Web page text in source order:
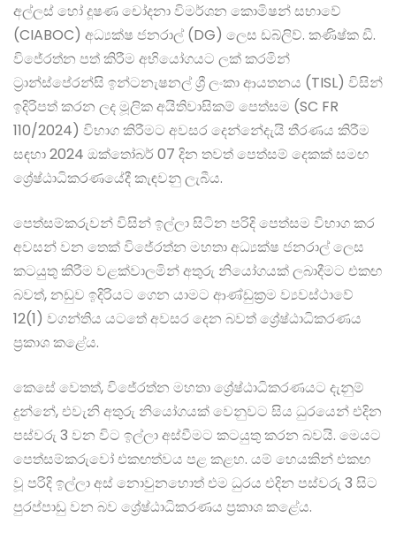
අල්ලස් හෝ දූෂණ චෝදනා විමර්ශන කොමිෂන් සභාවේ
(CIABOC) අධ්‍යක්ෂ ජනරාල් (DG) ලෙස ඩබ්ලිව්. කණිෂ්ක ඩී.
විජේරත්න පත් කිරීම අභියෝගයට ලක් කරමින්
ට්‍රාන්ස්පේරන්සි ඉන්ටනැෂනල් ශ්‍රී ලංකා ආයතනය (TISL) විසින්
ඉදිරිපත් කරන ලද මූලික අයිතිවාසිකම් පෙත්සම (SC FR
110/2024) විභාග කිරීමට අවසර දෙන්නේදැයි තීරණය කිරීම
සඳහා 2024 ඔක්තෝබර් 07 දින තවත් පෙත්සම් දෙකක් සමඟ
ශ්‍රේෂ්ඨාධිකරණයේදී කැඳවනු ලැබීය.
පෙත්සම්කරුවන් විසින් ඉල්ලා සිටින පරිදි පෙත්සම විභාග කර
අවසන් වන තෙක් විජේරත්න මහතා අධ්‍යක්ෂ ජනරාල් ලෙස
කටයුතු කිරීම වළක්වාලමින් අතුරු නියෝගයක් ලබාදීමට එකඟ
බවත්, නඩුව ඉදිරියට ගෙන යාමට ආණ්ඩුක්‍රම ව්‍යවස්ථාවේ
12(1) වගන්තිය යටතේ අවසර දෙන බවත් ශ්‍රේෂ්ඨාධිකරණය
ප්‍රකාශ කළේය.
කෙසේ වෙතත්, විජේරත්න මහතා ශ්‍රේෂ්ඨාධිකරණයට දැනුම්
දුන්නේ, එවැනි අතුරු නියෝගයක් වෙනුවට සිය ධුරයෙන් එදින
පස්වරු 3 වන විට ඉල්ලා අස්වීමට කටයුතු කරන බවයි. මෙයට
පෙත්සම්කරුවෝ එකඟත්වය පළ කළහ. යම් හෙයකින් එකඟ
වූ පරිදි ඉල්ලා අස් නොවුනහොත් එම ධුරය එදින පස්වරු 3 සිට
පුරප්පාඩු වන බව ශ්‍රේෂ්ඨාධිකරණය ප්‍රකාශ කළේය.